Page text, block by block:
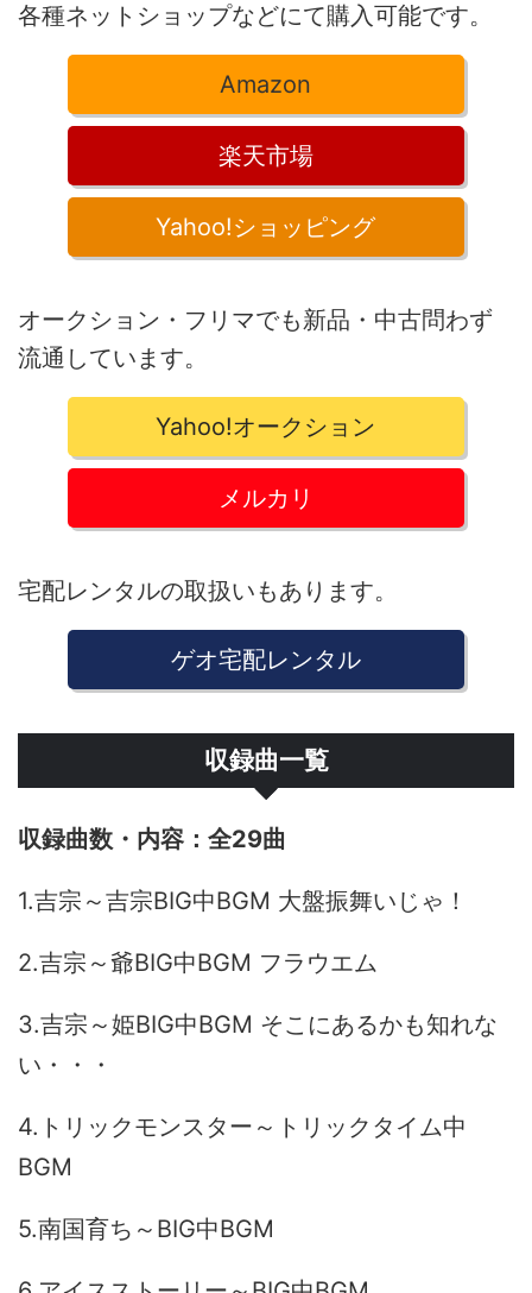
各種ネットショップなどにて購入可能です。
Amazon
楽天市場
Yahoo!ショッピング
オークション・フリマでも新品・中古問わず
流通しています。
Yahoo!オークション
メルカリ
宅配レンタルの取扱いもあります。
ゲオ宅配レンタル
収録曲一覧
全29曲
1.吉宗～吉宗BIG中BGM 大盤振舞いじゃ！
2.吉宗～爺BIG中BGM フラウエム
3.吉宗～姫BIG中BGM そこにあるかも知れな
い・・・
4.トリックモンスター～トリックタイム中
BGM
5.南国育ち～BIG中BGM